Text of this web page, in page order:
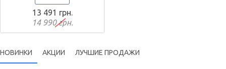
13 491 грн.
14 990 грн.
НОВИНКИ АКЦИИ ЛУЧШИЕ ПРОДАЖИ